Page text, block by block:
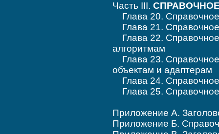
Часть III.
Глава 20.
Глава 21. Справочное
Глава 22.
алгоритмам
Глава 23.
объектам и адаптерам
Глава 24. Справочное
Глава 25. Справочное
Приложение А.
Приложение Б.